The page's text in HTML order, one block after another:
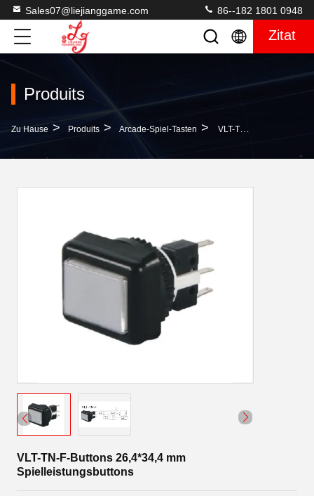
Sales07@liejianggame.com 86--182 1801 0948
Zitat
Produits
Zu Hause > Produits > Arcade-Spiel-Tasten > VLT-TN-F-Buttons 26,4*34,4 Mm Spielleistungsbuttons
VLT-TN-F-Buttons 26,4*34,4 mm
Spielleistungsbuttons